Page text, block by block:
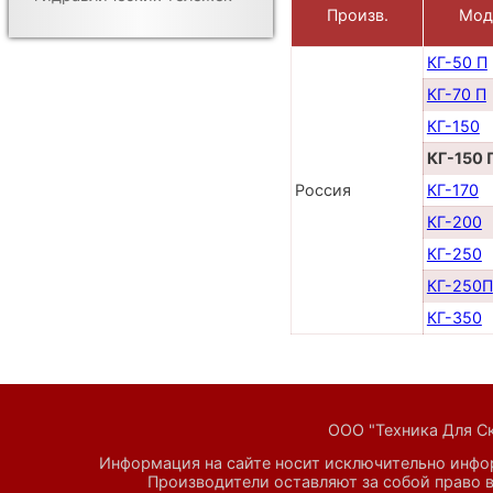
Произв.
Россия
КГ-50 П
КГ-70 П
КГ-150
КГ-150
КГ-170
КГ-200
КГ-250
КГ-250П
КГ-350
ООО "Техника Для
Информация на сайте носит исключительно
Производители оставляют за собой право